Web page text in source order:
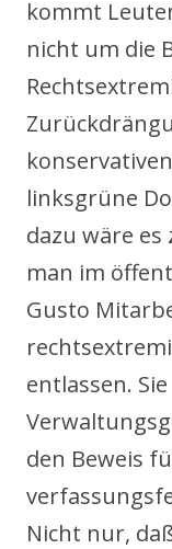
kommt
nicht um die
linksgrüne
dazu wäre
man im
Gusto
entlassen.
den Beweis
Nicht nur,